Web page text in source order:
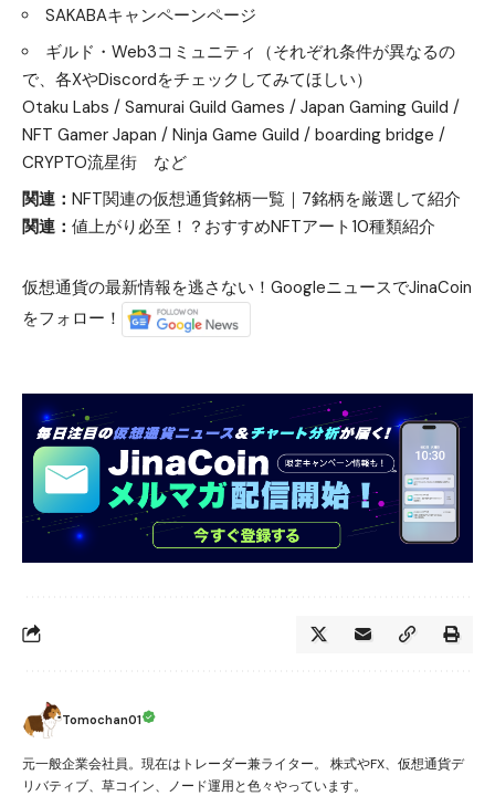
SAKABAキャンペーンページ
ギルド・Web3コミュニティ（それぞれ条件が異なるの
で、各XやDiscordをチェックしてみてほしい）
Otaku Labs / Samurai Guild Games / Japan Gaming Guild /
NFT Gamer Japan / Ninja Game Guild / boarding bridge /
CRYPTO流星街 など
関連： NFT関連の仮想通貨銘柄一覧｜7銘柄を厳選して紹介
関連： 値上がり必至！？おすすめNFTアート10種類紹介
仮想通貨の最新情報を逃さない！GoogleニュースでJinaCoin
をフォロー！
Tomochan01
元一般企業会社員。現在はトレーダー兼ライター。 株式やFX、仮想通貨デ
リバティブ、草コイン、ノード運用と色々やっています。